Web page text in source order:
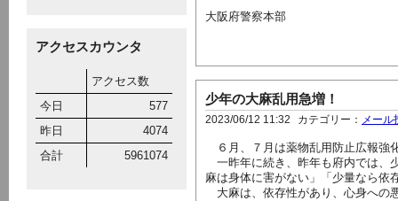
アクセスカウンタ
アクセス数
今日
577
昨日
4074
合計
5961074
大阪府警察本部
少年の大麻乱用急増！
2023/06/12 11:32 カテゴリー： メール
６月、７月は薬物乱用防止広報強
一昨年に続き、昨年も府内では、
麻は身体に害がない」「少量なら依
大麻は、依存性があり、心身への